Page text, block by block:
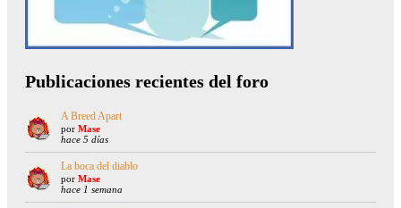
Publicaciones recientes del foro
A Breed Apart
por Mase
hace 5 días
La boca del diablo
por Mase
hace 1 semana